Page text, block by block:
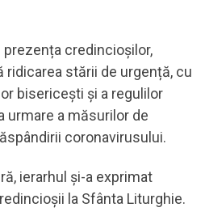
credincioșilor,
ridicarea stării de urgență, cu
bisericești și a regulilor
urmare a măsurilor de
coronavirusului.
ierarhul și-a exprimat
la Sfânta Liturghie.